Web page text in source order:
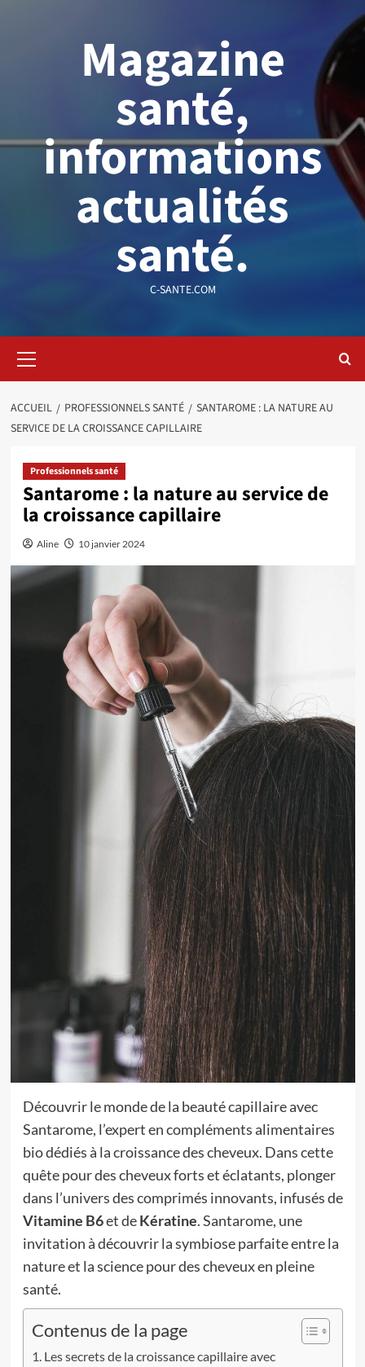
Magazine
santé,
informations
actualités
santé.
C-SANTE.COM
principal
ACCUEIL PROFESSIONNELS SANTÉ
SANTAROME : LA NATURE AU
SERVICE DE LA CROISSANCE CAPILLAIRE
Professionnels santé
Santarome : la nature au service de
la croissance capillaire
Aline 10 janvier 2024
Découvrir le monde de la beauté capillaire avec
Santarome, l’expert en compléments alimentaires
bio dédiés à la croissance des cheveux. Dans cette
quête pour des cheveux forts et éclatants, plonger
dans l’univers des comprimés innovants, infusés de
Vitamine B6et deKératine. Santarome, une
invitation à découvrir la symbiose parfaite entre la
nature et la science pour des cheveux en pleine
santé.
Contenus de la page
Les secrets de la croissance capillaire avec